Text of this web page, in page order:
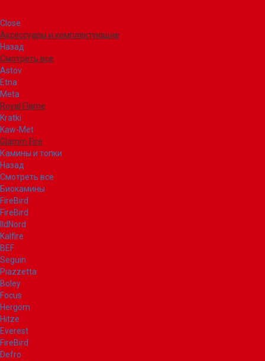
Close
Аксессуары и комплектующие
Назад
Смотреть все
Astov
Etna
Meta
Royal Flame
Kratki
Kaw-Met
Glamm Fire
Камины и топки
Назад
Смотреть все
Биокамины
FireBird
FireBird
IldNord
Kalfire
BEF
Seguin
Piazzetta
Boley
Focus
Hergom
Hitze
Everest
FireBird
Defro